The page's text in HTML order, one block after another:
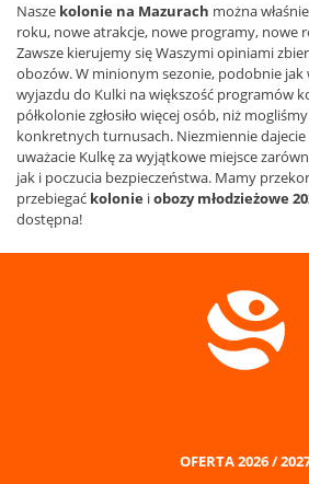
Nasze kolonie na Mazurach można
roku, nowe atrakcje, nowe programy, nowe
Zawsze kierujemy się Waszymi opiniami
obozów. W minionym sezonie, podobnie jak
wyjazdu do Kulki na większość programów
półkolonie zgłosiło więcej osób, niż
konkretnych turnusach. Niezmiennie dajecie
uważacie Kulkę za wyjątkowe miejsce
jak i poczucia bezpieczeństwa. Mamy
przebiegać kolonie iobozy młodzieżowe
dostępna!
OFERTA 2026 /